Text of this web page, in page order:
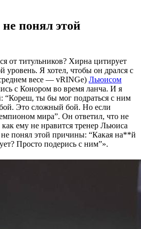
понял этой
от титульников? Хирна цитирует
уровень. Я хотел, чтобы он дрался с
весе — vRINGe) Льюисом
с Конором во время ланча. И я
“Кореш, ты бы мог подраться с ним
Это сложный бой. Но если
мира”. Он ответил, что не
как ему не нравится тренер Льюиса
понял этой причины: “Какая на**й
Просто подерись с ним”».